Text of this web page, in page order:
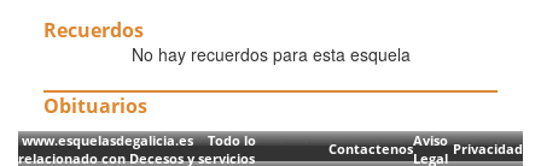
Recuerdos
No hay recuerdos para esta esquela
Obituarios
www.esquelasdegalicia.es Todo lo
relacionado con Decesos y servicios
ContactenosAviso
Legal
Privacidad